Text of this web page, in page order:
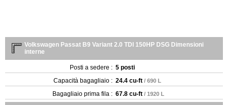
Volkswagen Passat B9 Variant 2.0 TDI 150HP DSG Dimensioni
interne
Posti a sedere : 5 posti
Capacità bagagliaio : 24.4 cu-ft / 690 L
Bagagliaio prima fila : 67.8 cu-ft / 1920 L